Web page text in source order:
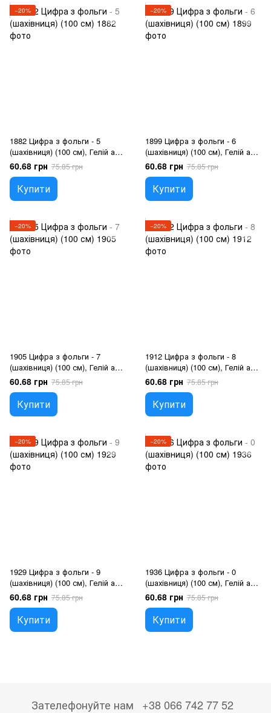
−20%
1882 Цифра з фольги - 5
(шахівниця) (100 см), Гелій або
повітря
60.68 грн 75.85 грн
Купити
−20%
1899 Цифра з фольги - 6
(шахівниця) (100 см), Гелій або
повітря
60.68 грн 75.85 грн
Купити
−20%
1905 Цифра з фольги - 7
(шахівниця) (100 см), Гелій або
повітря
60.68 грн 75.85 грн
Купити
−20%
1912 Цифра з фольги - 8
(шахівниця) (100 см), Гелій або
повітря
60.68 грн 75.85 грн
Купити
−20%
1929 Цифра з фольги - 9
(шахівниця) (100 см), Гелій або
повітря
60.68 грн 75.85 грн
Купити
−20%
1936 Цифра з фольги - 0
(шахівниця) (100 см), Гелій або
повітря
60.68 грн 75.85 грн
Купити
Зателефонуйте нам +38 066 742 77 52